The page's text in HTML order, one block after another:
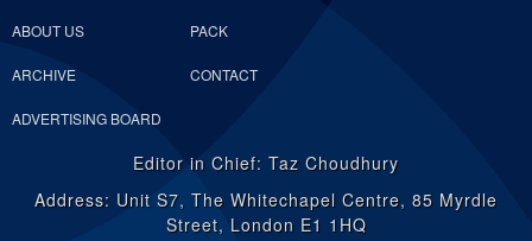
ABOUT US PACK
ARCHIVE CONTACT
ADVERTISING BOARD
Editor in Chief: Taz Choudhury
Address: Unit S7, The Whitechapel Centre, 85 Myrdle
Street, London E1 1HQ